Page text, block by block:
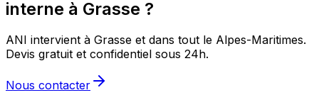
interne à Grasse ?
ANI intervient à Grasse et dans tout le Alpes-Maritimes.
Devis gratuit et confidentiel sous 24h.
Nous contacter